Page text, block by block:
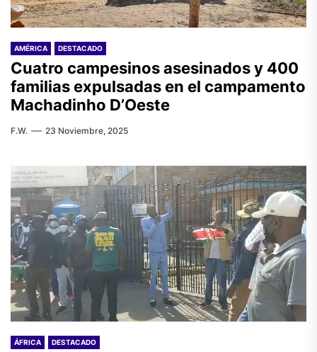
AMÉRICA DESTACADO
Cuatro campesinos asesinados y 400
familias expulsadas en el campamento
Machadinho D’Oeste
F.W. 23 Noviembre, 2025
ÁFRICA DESTACADO